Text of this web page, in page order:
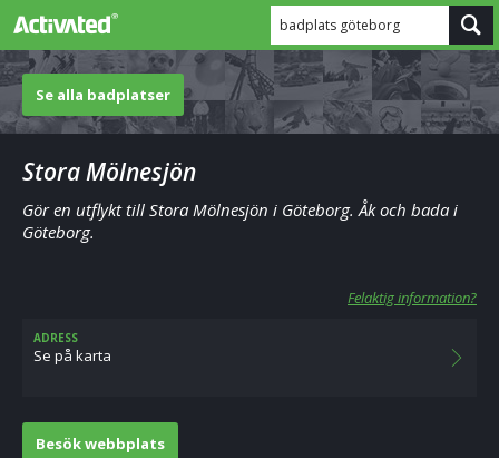
badplats göteborg
Se alla badplatser
Stora Mölnesjön
Gör en utflykt till Stora Mölnesjön i Göteborg. Åk och bada i
Göteborg.
Felaktig information?
ADRESS
Se på karta
Besök webbplats